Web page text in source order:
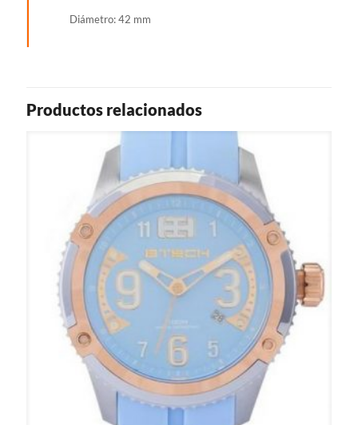
Diámetro: 42 mm
Productos relacionados